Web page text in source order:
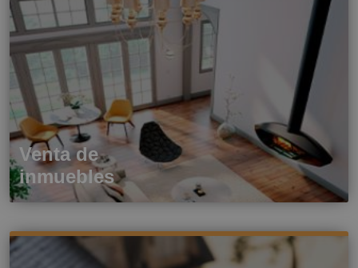
Venta de
inmuebles